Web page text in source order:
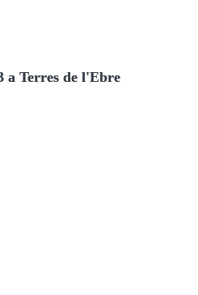
a Terres de l'Ebre